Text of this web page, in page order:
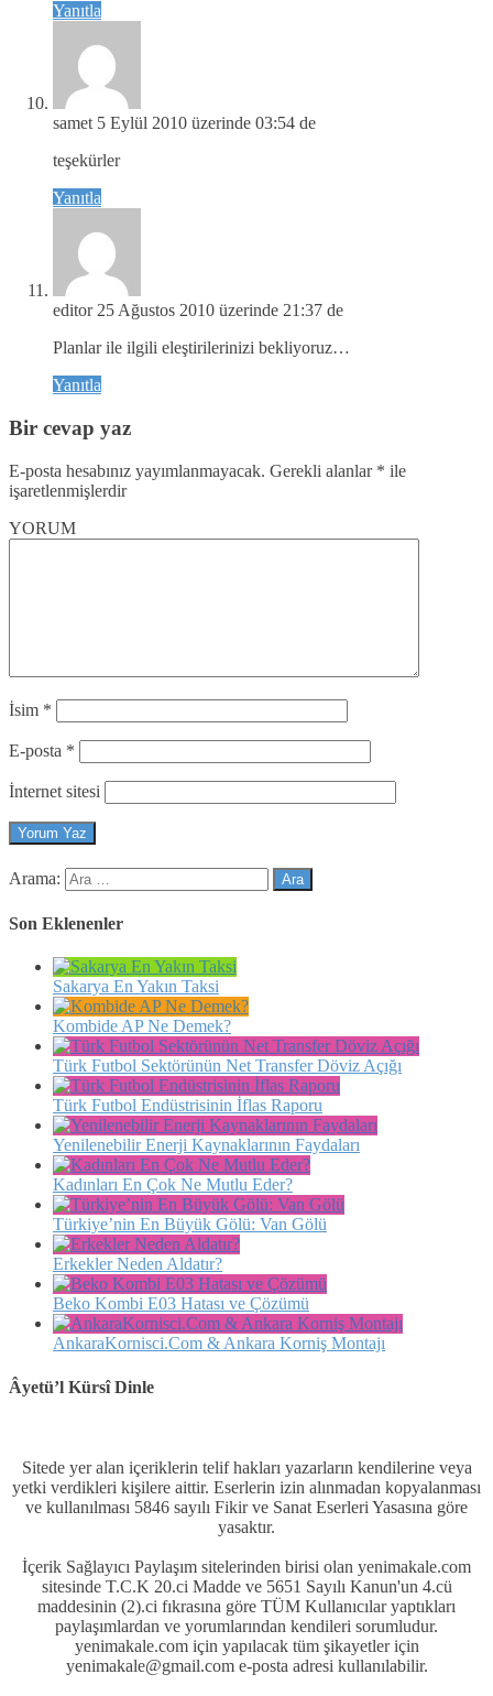
Yanıtla
samet 5 Eylül 2010 üzerinde 03:54 de
teşekürler
Yanıtla
editor 25 Ağustos 2010 üzerinde 21:37 de
Planlar ile ilgili eleştirilerinizi bekliyoruz…
Yanıtla
Bir cevap yaz
E-posta hesabınız yayımlanmayacak. Gerekli alanlar * ile
işaretlenmişlerdir
YORUM
İsim *
E-posta *
İnternet sitesi
Arama:
Son Eklenenler
Sakarya En Yakın Taksi
Kombide AP Ne Demek?
Türk Futbol Sektörünün Net Transfer Döviz Açığı
Türk Futbol Endüstrisinin İflas Raporu
Yenilenebilir Enerji Kaynaklarının Faydaları
Kadınları En Çok Ne Mutlu Eder?
Türkiye’nin En Büyük Gölü: Van Gölü
Erkekler Neden Aldatır?
Beko Kombi E03 Hatası ve Çözümü
AnkaraKornisci.Com & Ankara Korniş Montajı
Âyetü’l Kürsî Dinle
Sitede yer alan içeriklerin telif hakları yazarların kendilerine veya
yetki verdikleri kişilere aittir. Eserlerin izin alınmadan kopyalanması
ve kullanılması 5846 sayılı Fikir ve Sanat Eserleri Yasasına göre
yasaktır.
İçerik Sağlayıcı Paylaşım sitelerinden birisi olan yenimakale.com
sitesinde T.C.K 20.ci Madde ve 5651 Sayılı Kanun'un 4.cü
maddesinin (2).ci fıkrasına göre TÜM Kullanıcılar yaptıkları
paylaşımlardan ve yorumlarından kendileri sorumludur.
yenimakale.com için yapılacak tüm şikayetler için
yenimakale@gmail.com e-posta adresi kullanılabilir.